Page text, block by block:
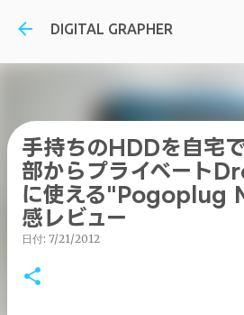
スキップしてメイン コン
DIGITAL GRAPHER
手持ちのHDDを自宅
部からプライベート
に使える"Pogoplug
感レビュー
日付: 7/21/2012